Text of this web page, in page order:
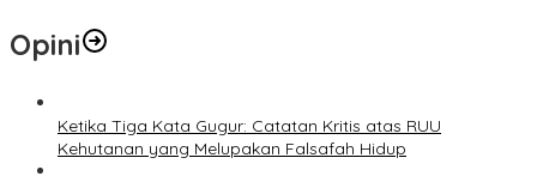
Opini
Ketika Tiga Kata Gugur: Catatan Kritis atas RUU
Kehutanan yang Melupakan Falsafah Hidup